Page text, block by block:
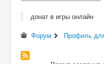
донат в игры онлайн
Форум
Профиль